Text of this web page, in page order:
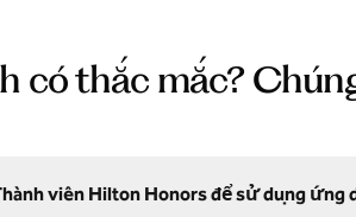
có thắc mắc?
viên Hilton Honors để sử dụng ứng